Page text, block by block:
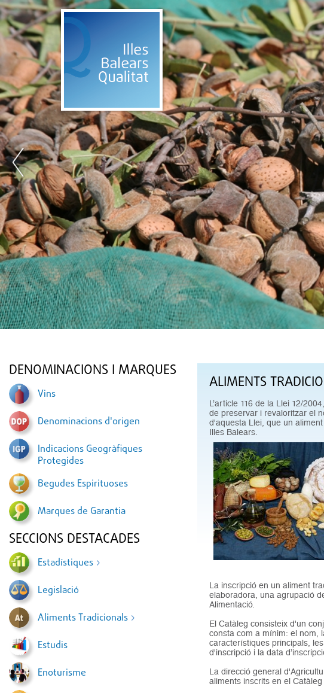
DENOMINACIONS I MARQUES
Vins
Denominacions d'origen
Indicacions Geogràfiques
Protegides
Begudes Espirituoses
Marques de Garantia
SECCIONS DESTACADES
Estadístiques
Legislació
Aliments Tradicionals
Estudis
Enoturisme
ALIMENTS
L’article 116 de la Llei 12/
de preservar i revaloritzar el
d'aquesta Llei, que un
Illes Balears.
La inscripció en un aliment
elaboradora, una agrupació
Alimentació.
El Catàleg consisteix d'un
consta com a mínim: el nom,
característiques principals,
d'inscripció i la data
La direcció general
aliments inscrits en el